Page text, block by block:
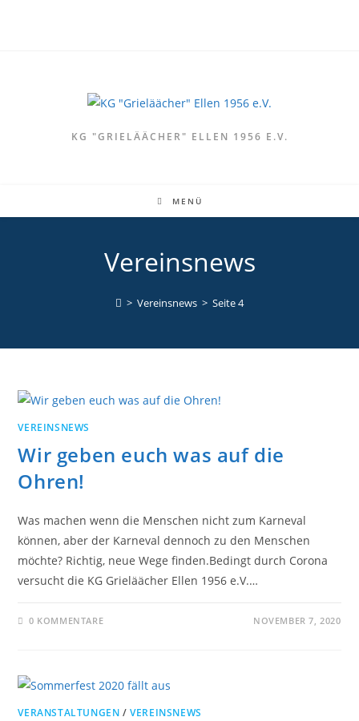
KG "GRIELÄÄCHER" ELLEN 1956 E.V.
MENÜ
Vereinsnews
> Vereinsnews > Seite 4
VEREINSNEWS
Wir geben euch was auf die
Ohren!
Was machen wenn die Menschen nicht zum Karneval
können, aber der Karneval dennoch zu den Menschen
möchte? Richtig, neue Wege finden.Bedingt durch Corona
versucht die KG Grieläächer Ellen 1956 e.V.…
0 KOMMENTARE NOVEMBER 7, 2020
VERANSTALTUNGEN /VEREINSNEWS